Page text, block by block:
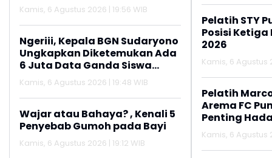
Kamis, 6 Agustus 2026 | 19:56 WIB
Ngeriii, Kepala BGN Sudaryono
Ungkapkan Diketemukan Ada
6 Juta Data Ganda Siswa
Penerima MBG
Kamis, 6 Agustus 2026 | 19:48 WIB
Wajar atau Bahaya? , Kenali 5
Penyebab Gumoh pada Bayi
Kamis, 6 Agustus 2026 | 19:12 WIB
Pelatih STY
Posisi Ketiga
2026
Kamis, 6 Agustus
Pelatih
Arema FC
Penting
Kamis, 6 Agustus